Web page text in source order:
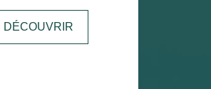
avec
DÉCOUVRIR